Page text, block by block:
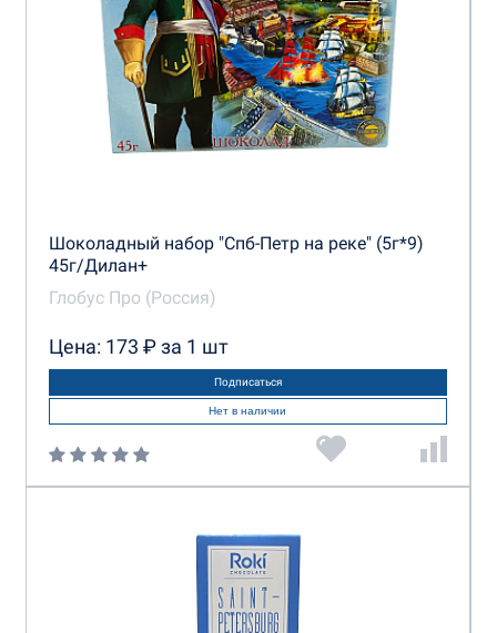
Шоколадный набор "Спб-Петр на реке" (5г*9)
45г/Дилан+
Глобус Про (Россия)
Цена: 173 ₽ за 1 шт
Подписаться
Нет в наличии